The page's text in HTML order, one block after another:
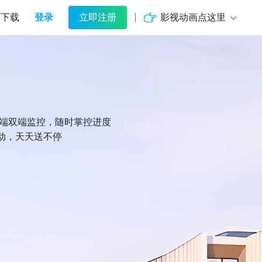
下载 登录 立即注册 影视动画点这里
双端监控，随时掌控进度
，天天送不停